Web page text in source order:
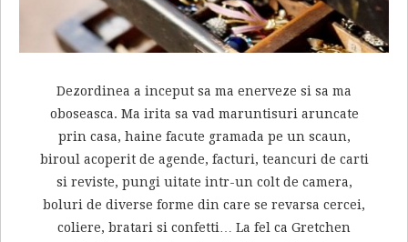
Dezordinea a inceput sa ma enerveze si sa ma
oboseasca. Ma irita sa vad maruntisuri aruncate
prin casa, haine facute gramada pe un scaun,
biroul acoperit de agende, facturi, teancuri de carti
si reviste, pungi uitate intr-un colt de camera,
boluri de diverse forme din care se revarsa cercei,
coliere, bratari si confetti… La fel ca Gretchen